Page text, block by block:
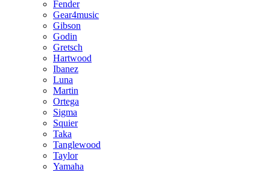
Fender
Gear4music
Gibson
Godin
Gretsch
Hartwood
Ibanez
Luna
Martin
Ortega
Sigma
Squier
Taka
Tanglewood
Taylor
Yamaha